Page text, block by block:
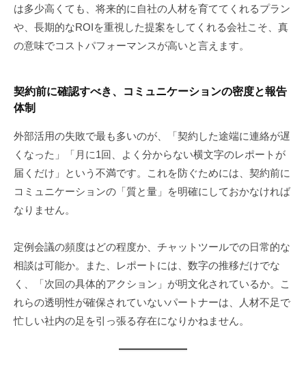
は多少高くても、将来的に自社の人材を育ててくれるプラン
や、長期的なROIを重視した提案をしてくれる会社こそ、真
の意味でコストパフォーマンスが高いと言えます。
契約前に確認すべき、コミュニケーションの密度と報告
体制
外部活用の失敗で最も多いのが、「契約した途端に連絡が遅
くなった」「月に1回、よく分からない横文字のレポートが
届くだけ」という不満です。これを防ぐためには、契約前に
コミュニケーションの「質と量」を明確にしておかなければ
なりません。
定例会議の頻度はどの程度か、チャットツールでの日常的な
相談は可能か。また、レポートには、数字の推移だけでな
く、「次回の具体的アクション」が明文化されているか。こ
れらの透明性が確保されていないパートナーは、人材不足で
忙しい社内の足を引っ張る存在になりかねません。